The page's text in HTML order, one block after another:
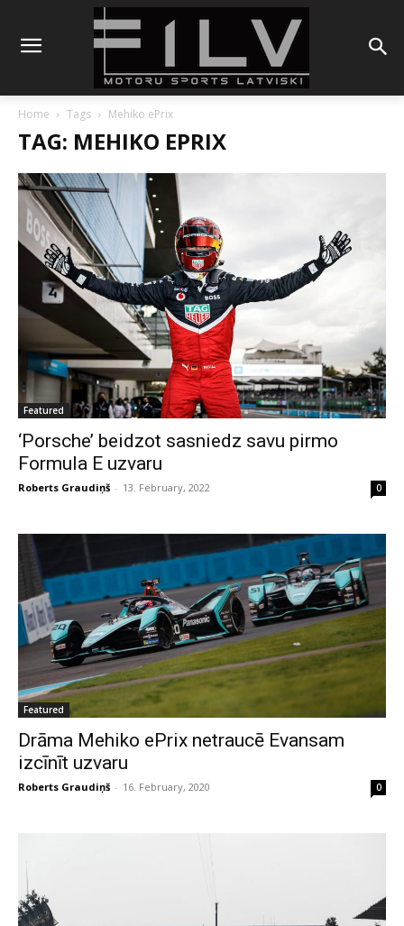
Home Tags Mehiko ePrix
TAG: MEHIKO EPRIX
Featured
‘Porsche’ beidzot sasniedz savu pirmo
Formula E uzvaru
Roberts Graudiņš - 13. February, 2022 0
Featured
Drāma Mehiko ePrix netraucē Evansam
izcīnīt uzvaru
Roberts Graudiņš - 16. February, 2020 0